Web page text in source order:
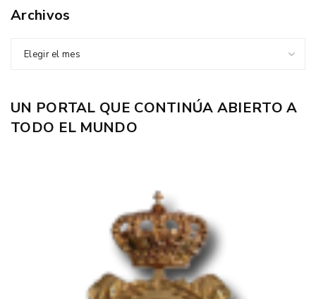
Archivos
Elegir el mes
UN PORTAL QUE CONTINÚA ABIERTO A
TODO EL MUNDO